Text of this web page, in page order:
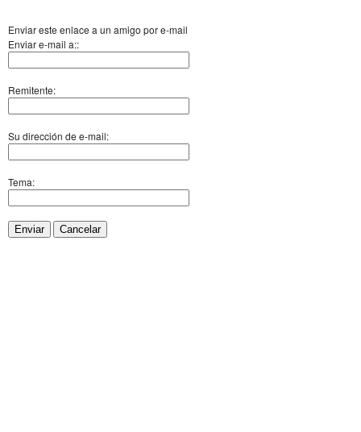
Enviar este enlace a un amigo por e-mail
Enviar e-mail a::
Remitente:
Su dirección de e-mail:
Tema:
Enviar Cancelar